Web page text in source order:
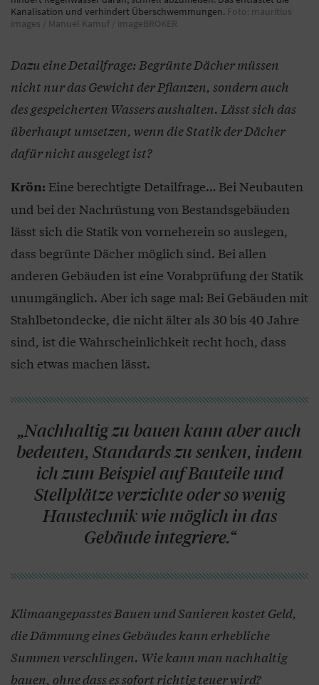
Kanalisation und verhindert Überschwemmungen. Foto: mauritius
images / Manuel Kamuf / imageBROKER
Dazu eine Detailfrage: Begrünte Dächer müssen
nicht nur das Gewicht der Pflanzen, sondern auch
des gespeicherten Wassers aushalten. Lässt sich das
überhaupt umsetzen, wenn die Statik der Dächer
dafür nicht ausgelegt ist?
Krön: Eine berechtigte Detailfrage… Bei Neubauten
und bei der Nachrüstung von Bestandsgebäuden
lässt sich die Statik von vorneherein so auslegen,
dass begrünte Dächer möglich sind. Bei allen
anderen Gebäuden ist eine Vorabprüfung der Statik
unumgänglich. Aber ich sage mal: Bei Gebäuden mit
Stahlbetondecke, die nicht älter als 30 bis 40 Jahre
sind, ist die Wahrscheinlichkeit recht hoch, dass
sich etwas machen lässt.
„Nachhaltig zu bauen kann aber auch
bedeuten, Standards zu senken, indem
ich zum Beispiel auf Bauteile und
Stellplätze verzichte oder so wenig
Haustechnik wie möglich in das
Gebäude integriere.“
Klimaangepasstes Bauen und Sanieren kostet Geld,
die Dämmung eines Gebäudes kann erhebliche
Summen verschlingen. Wie kann man nachhaltig
bauen, ohne dass es sofort richtig teuer wird?